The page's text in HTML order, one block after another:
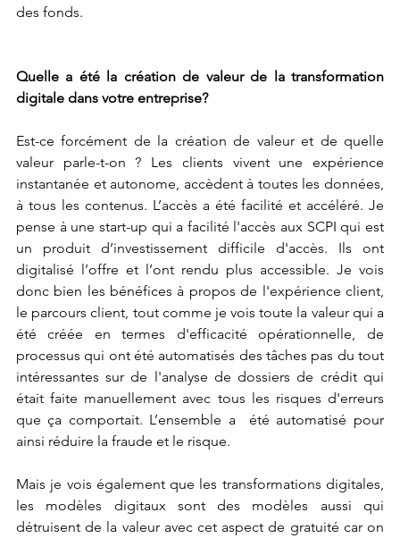
des fonds.
Quelle a été la création de valeur de la transformation
digitale dans votre entreprise?
Est-ce forcément de la création de valeur et de quelle
valeur parle-t-on ? Les clients vivent une expérience
instantanée et autonome, accèdent à toutes les données,
à tous les contenus. L’accès a été facilité et accéléré. Je
pense à une start-up qui a facilité l'accès aux SCPI qui est
un produit d’investissement difficile d'accès. Ils ont
digitalisé l’offre et l’ont rendu plus accessible. Je vois
donc bien les bénéfices à propos de l'expérience client,
le parcours client, tout comme je vois toute la valeur qui a
été créée en termes d'efficacité opérationnelle, de
processus qui ont été automatisés des tâches pas du tout
intéressantes sur de l'analyse de dossiers de crédit qui
était faite manuellement avec tous les risques d'erreurs
que ça comportait. L’ensemble a  été automatisé pour
ainsi réduire la fraude et le risque.
Mais je vois également que les transformations digitales,
les modèles digitaux sont des modèles aussi qui
détruisent de la valeur avec cet aspect de gratuité car on